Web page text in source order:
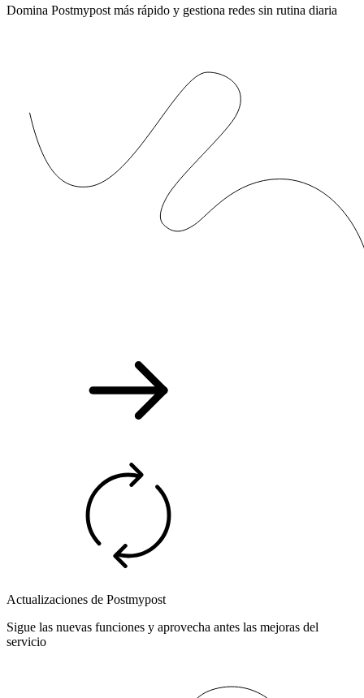
Domina Postmypost más rápido y gestiona redes sin rutina diaria
Actualizaciones de Postmypost
Sigue las nuevas funciones y aprovecha antes las mejoras del
servicio